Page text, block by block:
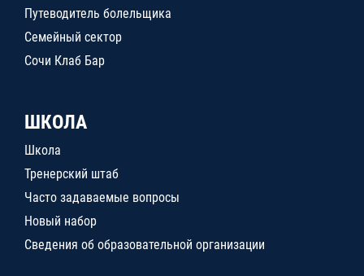
Путеводитель болельщика
Семейный сектор
Сочи Клаб Бар
ШКОЛА
Школа
Тренерский штаб
Часто задаваемые вопросы
Новый набор
Сведения об образовательной организации